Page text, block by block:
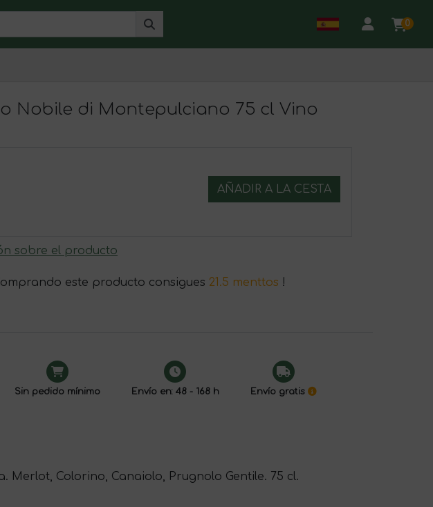
0
Nobile di Montepulciano 75 cl Vino
AÑADIR A LA CESTA
sobre el producto
este producto consigues 21.5 menttos !
Sin pedido mínimo Envío en: 48 - 168 h Envío gratis
Merlot, Colorino, Canaiolo, Prugnolo Gentile. 75 cl.